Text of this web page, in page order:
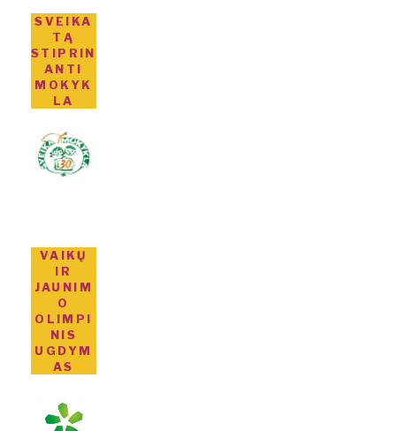
SVEIKA
TĄ
STIPRIN
ANTI
MOKYK
LA
VAIKŲ
IR
JAUNIM
O
OLIMPI
NIS
UGDYM
AS